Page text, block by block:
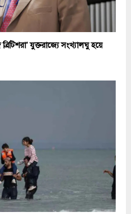
যুক্তরাজ্যে সংখ্যালঘু হয়ে